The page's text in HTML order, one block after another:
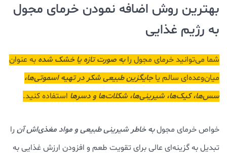
بهترین روش اضافه نمودن خرمای مجول
به رژیم غذایی
شما می‌توانید خرمای مجول رابه صورت تازه یا خشک شده به عنوان
میان‌وعده‌ای سالم یاجایگزین طبیعی شکر در تهیه اسموتی‌ها،
سس‌ها، کیک‌ها، شیرینی‌ها، شکلات‌ها و دسرها استفاده کنید.
خواص خرمای مجولبه خاطر شیرینی طبیعی و مواد مغذی‌اش آن را
تبدیل به گزینه‌ای عالی برای تقویت طعم و افزودن ارزش غذایی به